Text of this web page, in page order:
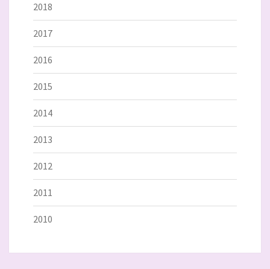
2018
2017
2016
2015
2014
2013
2012
2011
2010